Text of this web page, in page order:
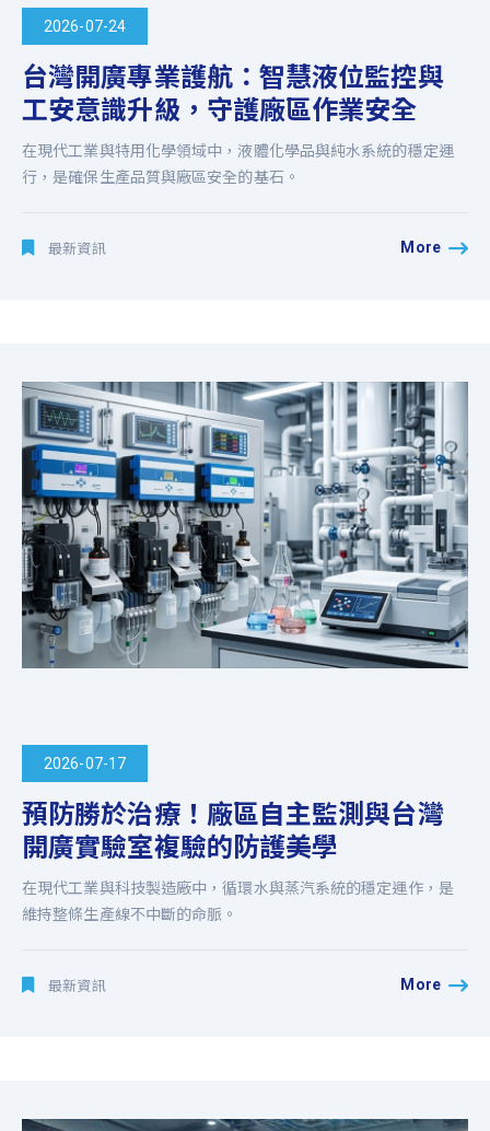
2026-07-24
台灣開廣專業護航：智慧液位監控與
工安意識升級，守護廠區作業安全
在現代工業與特用化學領域中，液體化學品與純水系統的穩定運
行，是確保生產品質與廠區安全的基石。
最新資訊 More
2026-07-17
預防勝於治療！廠區自主監測與台灣
開廣實驗室複驗的防護美學
在現代工業與科技製造廠中，循環水與蒸汽系統的穩定運作，是
維持整條生產線不中斷的命脈。
最新資訊 More